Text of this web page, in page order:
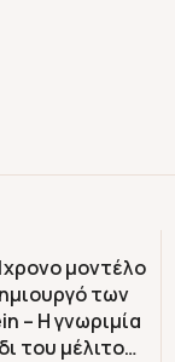
μοντέλο
των
– H γνωριμία
του μέλιτος